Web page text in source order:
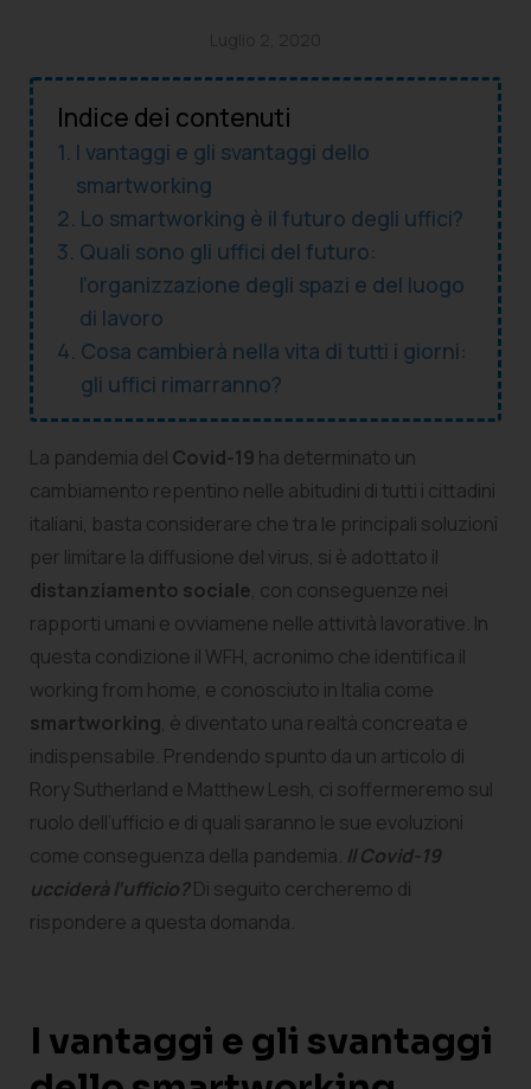
Indice dei contenuti
I vantaggi e gli svantaggi dello
smartworking
Lo smartworking è il futuro degli uffici?
Quali sono gli uffici del futuro:
l’organizzazione degli spazi e del luogo
di lavoro
Cosa cambierà nella vita di tutti i giorni:
gli uffici rimarranno?
La pandemia del Covid-19 ha determinato un
cambiamento repentino nelle abitudini di tutti i cittadini
italiani, basta considerare che tra le principali soluzioni
per limitare la diffusione del virus, si è adottato il
distanziamento sociale, con conseguenze nei
rapporti umani e ovviamene nelle attività lavorative. In
questa condizione il WFH, acronimo che identifica il
working from home, e conosciuto in Italia come
smartworking, è diventato una realtà concreata e
indispensabile. Prendendo spunto da un articolo di
Rory Sutherland e Matthew Lesh, ci soffermeremo sul
ruolo dell’ufficio e di quali saranno le sue evoluzioni
come conseguenza della pandemia. Il Covid-19
ucciderà l’ufficio?Di seguito cercheremo di
rispondere a questa domanda.
I vantaggi e gli svantaggi